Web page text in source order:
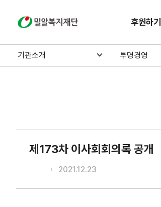
밀알복지재단 후원하기
기관소개 투명경영
제173차 이사회회의록 공개
2021.12.23